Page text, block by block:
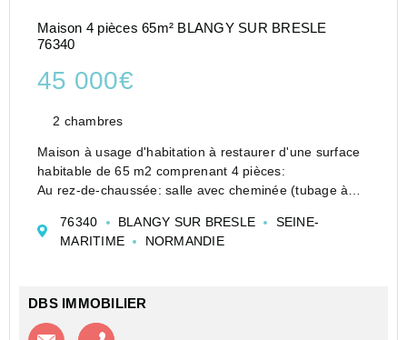
Maison 4 pièces 65m² BLANGY SUR BRESLE
76340
45 000€
2 chambres
Maison à usage d'habitation à restaurer d'une surface
habitable de 65 m2 comprenant 4 pièces:
Au rez-de-chaussée: salle avec cheminée (tubage à
m2), cuisine (9 m2), grande salle de bain (8), wc, ...
76340 BLANGY SUR BRESLE
SEINE-
MARITIME
NORMANDIE
DBS IMMOBILIER
Contacter l'agence